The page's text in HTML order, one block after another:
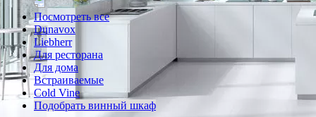
Посмотреть все
Dunavox
Liebherr
Для ресторана
Для дома
Встраиваемые
Cold Vine
Подобрать винный шкаф